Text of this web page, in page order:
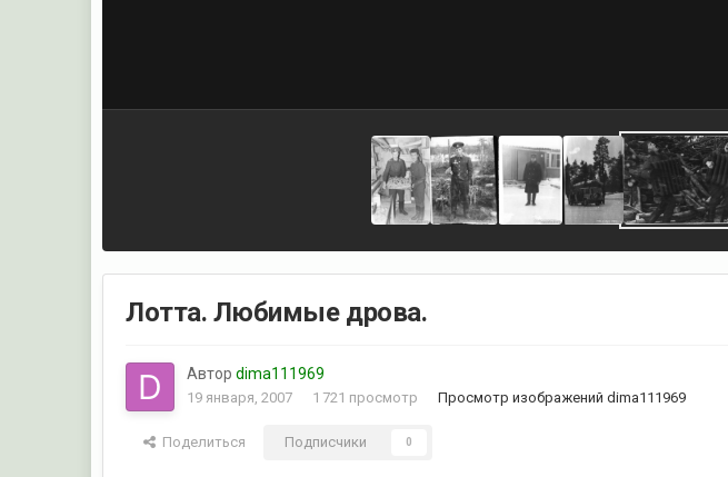
Лотта. Любимые дрова.
Авторdima111969
19 января, 2007 1 721 просмотр Просмотр изображений dima111969
Поделиться Подписчики 0